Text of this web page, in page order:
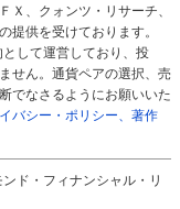
Ｘ、クォンツ・リサーチ、
提供を受けております。
して運営しており、投
せん。通貨ペアの選択、売
でなさるようにお願いいた
イバシー・ポリシー、著作
ド・フィナンシャル・リ